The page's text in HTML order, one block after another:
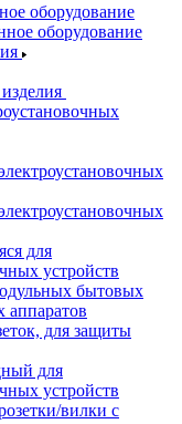
оборудование
оборудование
для
устройств
бытовых
для защиты
для
устройств
вилки с